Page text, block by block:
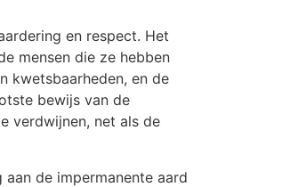
en respect. Het
mensen die ze hebben
kwetsbaarheden, en de
bewijs van de
verdwijnen, net als de
de impermanente aard